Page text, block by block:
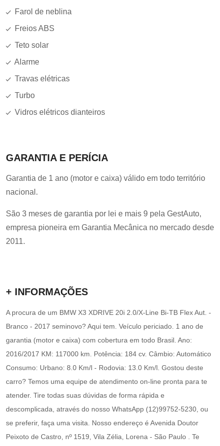
Farol de neblina
Freios ABS
Teto solar
Alarme
Travas elétricas
Turbo
Vidros elétricos dianteiros
GARANTIA E PERÍCIA
Garantia de 1 ano (motor e caixa) válido em todo território
nacional.
São 3 meses de garantia por lei e mais 9 pela GestAuto,
empresa pioneira em Garantia Mecânica no mercado desde
2011.
+ INFORMAÇÕES
A procura de um BMW X3 XDRIVE 20i 2.0/X-Line Bi-TB Flex Aut. -
Branco - 2017 seminovo? Aqui tem. Veículo periciado. 1 ano de
garantia (motor e caixa) com cobertura em todo Brasil. Ano:
2016/2017 KM: 117000 km. Potência: 184 cv. Câmbio: Automático
Consumo: Urbano: 8.0 Km/l - Rodovia: 13.0 Km/l. Gostou deste
carro? Temos uma equipe de atendimento on-line pronta para te
atender. Tire todas suas dúvidas de forma rápida e
descomplicada, através do nosso WhatsApp (12)99752-5230, ou
se preferir, faça uma visita. Nosso endereço é Avenida Doutor
Peixoto de Castro, nº 1519, Vila Zélia, Lorena - São Paulo . Te